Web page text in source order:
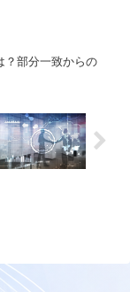
？部分一致からの